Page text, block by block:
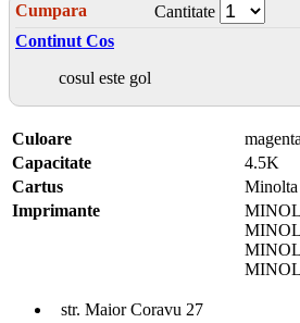
Cumpara
Cantitate
Continut Cos
cosul este gol
Culoare
Capacitate
4.5K
Cartus
Minolta
Imprimante
str. Maior Coravu 27